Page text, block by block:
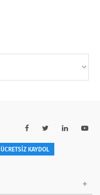
ÜCRETSİZ KAYDOL